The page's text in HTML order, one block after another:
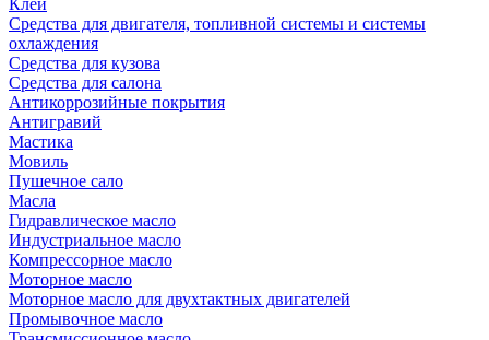
Клей
Средства для двигателя, топливной системы и системы
охлаждения
Средства для кузова
Средства для салона
Антикоррозийные покрытия
Антигравий
Мастика
Мовиль
Пушечное сало
Масла
Гидравлическое масло
Индустриальное масло
Компрессорное масло
Моторное масло
Моторное масло для двухтактных двигателей
Промывочное масло